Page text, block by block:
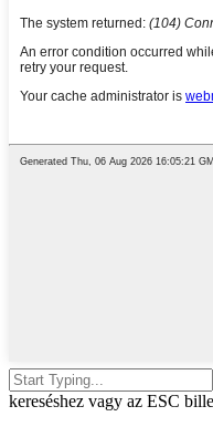
kereséshez vagy az ESC